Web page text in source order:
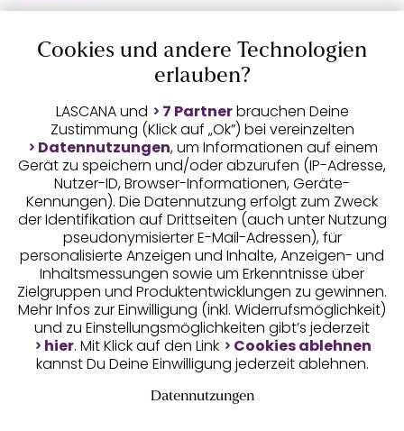
Auszeichnungen
Geprüfte Sicherheit
Unsere Apps
Cookies und andere Technologien
erlauben?
LASCANA und 7 Partnerbrauchen Deine
Zustimmung (Klick auf „Ok”) bei vereinzelten
Datennutzungen, um Informationen auf einem
Gerät zu speichern und/oder abzurufen (IP-Adresse,
Nutzer-ID, Browser-Informationen, Geräte-
Kennungen). Die Datennutzung erfolgt zum Zweck
der Identifikation auf Drittseiten (auch unter Nutzung
pseudonymisierter E-Mail-Adressen), für
personalisierte Anzeigen und Inhalte, Anzeigen- und
Inhaltsmessungen sowie um Erkenntnisse über
Zielgruppen und Produktentwicklungen zu gewinnen.
Mehr Infos zur Einwilligung (inkl. Widerrufsmöglichkeit)
und zu Einstellungsmöglichkeiten gibt’s jederzeit
hier. Mit Klick auf den Link
Cookies ablehnen
kannst Du Deine Einwilligung jederzeit ablehnen.
Datennutzungen